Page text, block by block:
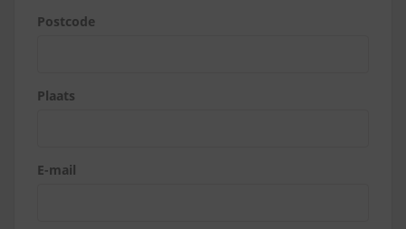
Postcode
Plaats
E-mail